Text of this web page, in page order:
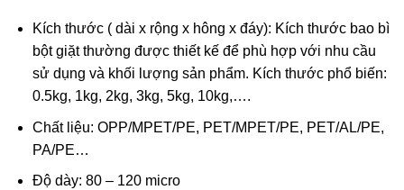
Kích thước ( dài x rộng x hông x đáy): Kích thước bao bì
bột giặt thường được thiết kế để phù hợp với nhu cầu
sử dụng và khối lượng sản phẩm. Kích thước phổ biến:
0.5kg, 1kg, 2kg, 3kg, 5kg, 10kg,….
Chất liệu: OPP/MPET/PE, PET/MPET/PE, PET/AL/PE,
PA/PE…
Độ dày: 80 – 120 micro